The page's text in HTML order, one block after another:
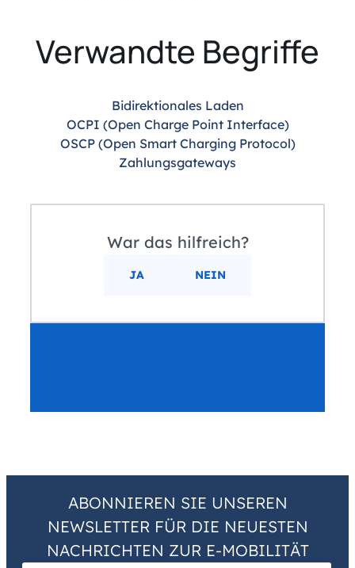
Verwandte Begriffe
Bidirektionales Laden
OCPI (Open Charge Point Interface)
OSCP (Open Smart Charging Protocol)
Zahlungsgateways
War das hilfreich?
JA NEIN
ABONNIEREN SIE UNSEREN
NEWSLETTER FÜR DIE NEUESTEN
NACHRICHTEN ZUR E-MOBILITÄT